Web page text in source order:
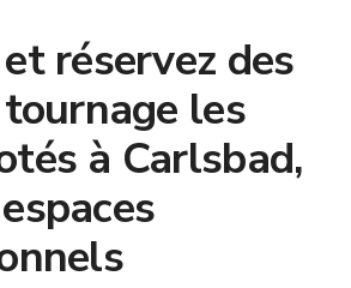
réservez des
les
à Carlsbad,